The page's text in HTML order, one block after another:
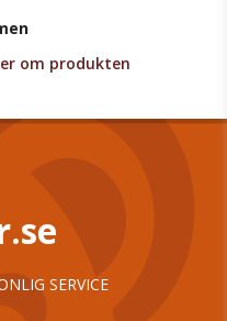
om produkten
SERVICE